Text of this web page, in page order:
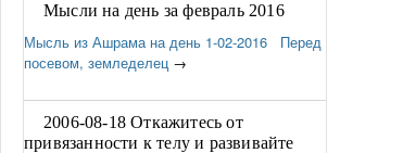
Мысли на день за февраль 2016
Мысль из Ашрама на день 1-02-2016 Перед
посевом, земледелец→
2006-08-18 Откажитесь от
привязанности к телу и развивайте